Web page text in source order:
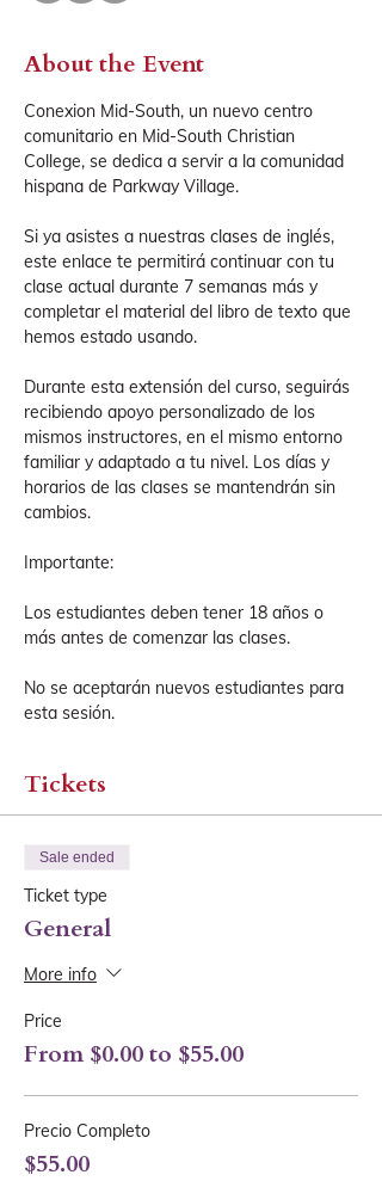
About the Event
Conexion Mid-South, un nuevo centro
comunitario en Mid-South Christian
College, se dedica a servir a la comunidad
hispana de Parkway Village.
Si ya asistes a nuestras clases de inglés,
este enlace te permitirá continuar con tu
clase actual durante 7 semanas más y
completar el material del libro de texto que
hemos estado usando.
Durante esta extensión del curso, seguirás
recibiendo apoyo personalizado de los
mismos instructores, en el mismo entorno
familiar y adaptado a tu nivel. Los días y
horarios de las clases se mantendrán sin
cambios.
Importante:
Los estudiantes deben tener 18 años o
más antes de comenzar las clases.
No se aceptarán nuevos estudiantes para
esta sesión.
Tickets
Sale ended
Ticket type
General
More info
Price
From $0.00 to $55.00
Precio Completo
$55.00